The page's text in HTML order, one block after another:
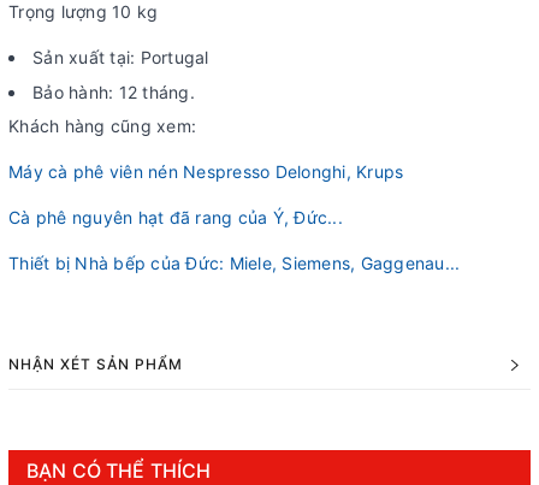
Trọng lượng 10 kg
Sản xuất tại: Portugal
Bảo hành: 12 tháng.
Khách hàng cũng xem:
Máy cà phê viên nén Nespresso Delonghi, Krups
Cà phê nguyên hạt đã rang của Ý, Đức...
Thiết bị Nhà bếp của Đức: Miele, Siemens, Gaggenau...
NHẬN XÉT SẢN PHẨM
BẠN CÓ THỂ THÍCH